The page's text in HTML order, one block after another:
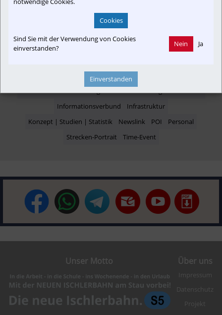
Branchenbeitrag
Unfall
Antriebstechnik Fahrzeug-Portrait
Forschung & Innovation
Informationsverbund
Infrastruktur
Konzept | Studien | Statistik
Newslink POI
Personal
Strecken-Portrait
Time-Event
Unser Motto Über uns
Impressum
Datenschutz
Projekt
Cookies
Sind Sie mit der Verwendung von Cookies
einverstanden?
Nein Ja
Einverstanden